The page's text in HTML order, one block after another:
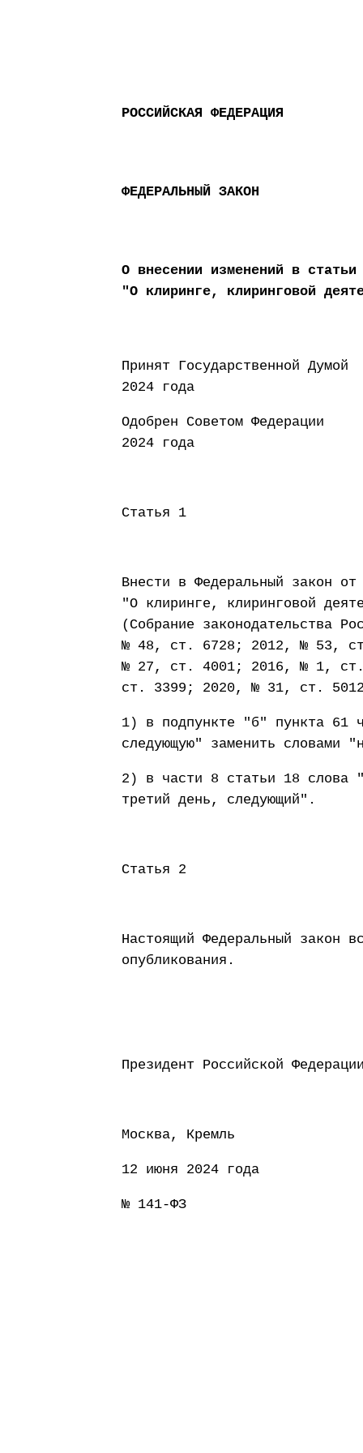
РОССИЙСКАЯ ФЕДЕРАЦИЯ
ФЕДЕРАЛЬНЫЙ ЗАКОН
О внесении изменений в
"О клиринге, клиринговой
Принят
2024 года
Одобрен
2024 года
Статья 1
Внести в Федеральный закон
"О клиринге, клиринговой
(Собрание законодательства
№ 48, ст. 6728; 2012, № 53,
№ 27, ст. 4001; 2016, № 1,
ст. 3399; 2020, № 31, ст.
1) в подпункте "б" пункта 61
следующую" заменить словами
2) в части 8 статьи 18 слова
третий день, следующий".
Статья 2
Настоящий Федеральный закон
опубликования.
Президент
Москва, Кремль
12 июня 2024 года
№ 141-ФЗ